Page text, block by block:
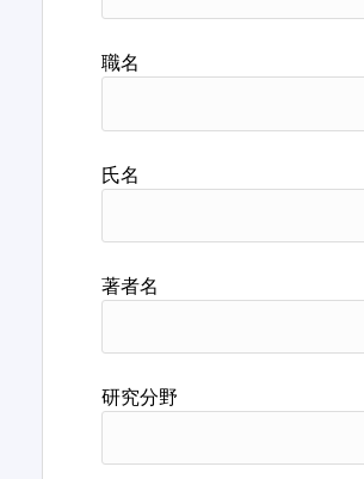
職名
氏名
著者名
研究分野